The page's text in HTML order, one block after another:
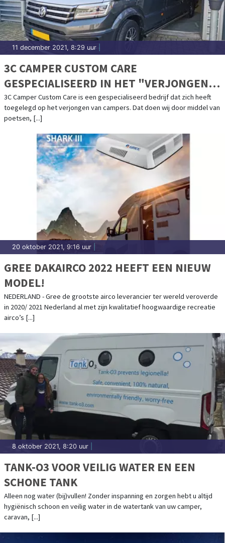
11 december 2021, 8:29 uur
3C CAMPER CUSTOM CARE
GESPECIALISEERD IN HET "VERJONGEN"
VAN CAMPERS
3C Camper Custom Care is een gespecialiseerd bedrijf dat zich heeft
toegelegd op het verjongen van campers. Dat doen wij door middel van
poetsen, [...]
20 oktober 2021, 9:16 uur
GREE DAKAIRCO 2022 HEEFT EEN NIEUW
MODEL!
NEDERLAND - Gree de grootste airco leverancier ter wereld veroverde
in 2020/ 2021 Nederland al met zijn kwalitatief hoogwaardige recreatie
airco’s [...]
8 oktober 2021, 8:20 uur
TANK-O3 VOOR VEILIG WATER EN EEN
SCHONE TANK
Alleen nog water (bij)vullen! Zonder inspanning en zorgen hebt u altijd
hygiënisch schoon en veilig water in de watertank van uw camper,
caravan, [...]